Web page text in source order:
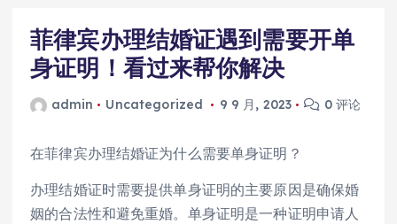
菲律宾办理结婚证遇到需要开单
身证明！看过来帮你解决
admin Uncategorized 9 9 月, 2023 0 评论
在菲律宾办理结婚证为什么需要单身证明？
办理结婚证时需要提供单身证明的主要原因是确保婚
姻的合法性和避免重婚。单身证明是一种证明申请人